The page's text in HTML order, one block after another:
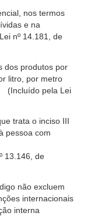
nos termos
e na
nº 14.181, de
dos produtos por
litro, por metro
(Incluído pela Lei
trata o inciso III
pessoa com
de
não excluem
internacionais
interna